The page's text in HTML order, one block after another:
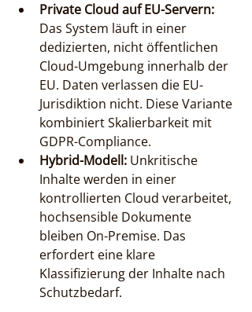
Private Cloud auf EU-Servern:
Das System läuft in einer
dedizierten, nicht öffentlichen
Cloud-Umgebung innerhalb der
EU. Daten verlassen die EU-
Jurisdiktion nicht. Diese Variante
kombiniert Skalierbarkeit mit
GDPR-Compliance.
Hybrid-Modell: Unkritische
Inhalte werden in einer
kontrollierten Cloud verarbeitet,
hochsensible Dokumente
bleiben On-Premise. Das
erfordert eine klare
Klassifizierung der Inhalte nach
Schutzbedarf.